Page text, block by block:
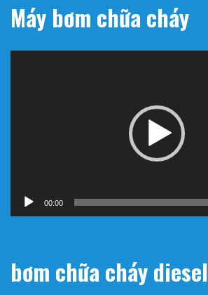
Máy bơm chữa cháy
00:00
bơm chữa cháy diesel